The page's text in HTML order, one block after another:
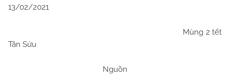
13/02/2021
Mùng 2 tết
Tân Sửu
Nguồn